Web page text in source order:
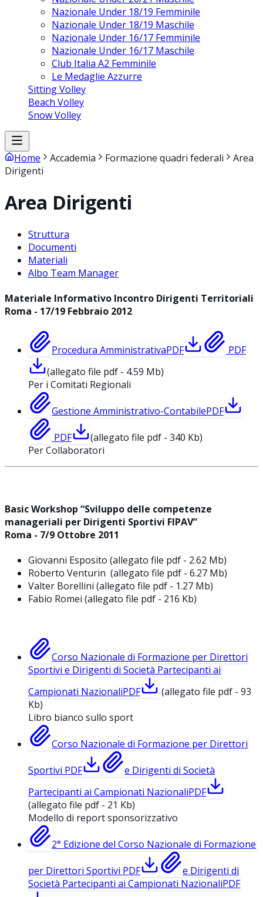
Nazionale Under 18/19 Femminile
Nazionale Under 18/19 Maschile
Nazionale Under 16/17 Femminile
Nazionale Under 16/17 Maschile
Club Italia A2 Femminile
Le Medaglie Azzurre
Sitting Volley
Beach Volley
Snow Volley
Home Accademia Formazione quadri federali
Area
Dirigenti
Area Dirigenti
Struttura
Documenti
Materiali
Albo Team Manager
Materiale Informativo Incontro Dirigenti Territoriali
Roma - 17/19 Febbraio 2012
Procedura AmministrativaPDF
PDF
(allegato file pdf - 4.59 Mb)
Per i Comitati Regionali
Gestione Amministrativo-ContabilePDF
PDF
(allegato file pdf - 340 Kb)
Per Collaboratori
Basic Workshop “Sviluppo delle competenze
manageriali per Dirigenti Sportivi FIPAV”
Roma - 7/9 Ottobre 2011
Giovanni Esposito (allegato file pdf - 2.62 Mb)
Roberto Venturin (allegato file pdf - 6.27 Mb)
Valter Borellini (allegato file pdf - 1.27 Mb)
Fabio Romei (allegato file pdf - 216 Kb)
Corso Nazionale di Formazione per Direttori
Sportivi e Dirigenti di Società Partecipanti ai
Campionati NazionaliPDF
(allegato file pdf - 93
Kb)
Libro bianco sullo sport
Corso Nazionale di Formazione per Direttori
Sportivi PDF
e Dirigenti di Società
Partecipanti ai Campionati NazionaliPDF
(allegato file pdf - 21 Kb)
Modello di report sponsorizzativo
2° Edizione del Corso Nazionale di Formazione
per Direttori Sportivi PDF
e Dirigenti di
Società Partecipanti ai Campionati NazionaliPDF